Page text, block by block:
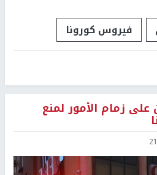
فيروس كورونا
زمام الأمور لمنع